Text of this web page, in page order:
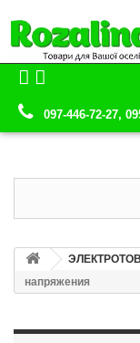
097-446-72-27,
напряжения